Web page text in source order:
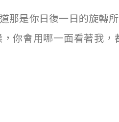
那是你日復一日的旋轉
你會用哪一面看著我